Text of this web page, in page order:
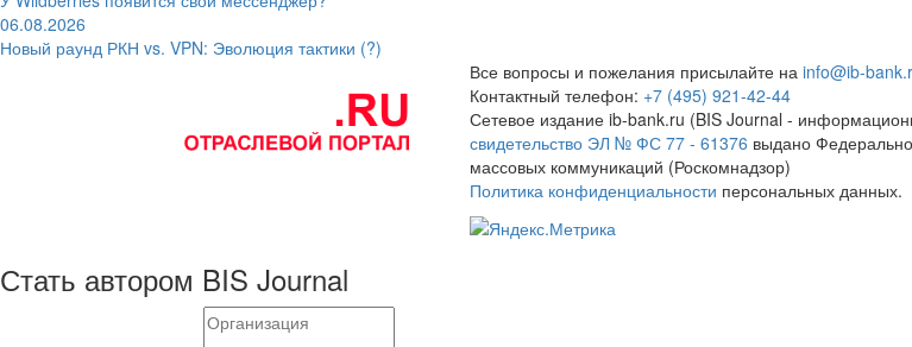
06.08.2026
Новый раунд РКН vs. VPN: Эволюция тактики (?)
Все вопросы и пожелания присылайте на info@ib-
Контактный телефон: +7 (495) 921-42-44
Сетевое издание ib-bank.ru (BIS Journal -
свидетельство ЭЛ № ФС 77 - 61376 выдано
массовых коммуникаций (Роскомнадзор)
Политика конфиденциальности персональных данных.
Стать автором BIS Journal